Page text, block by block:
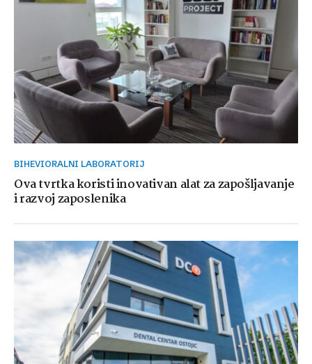
BIHEVIORALNI LABORATORIJ
Ova tvrtka koristi inovativan alat za zapošljavanje
i razvoj zaposlenika